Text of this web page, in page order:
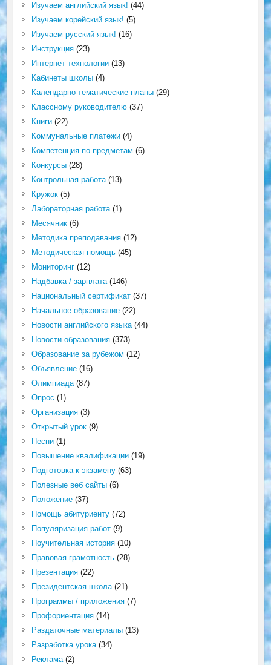
Изучаем английский язык! (44)
Изучаем корейский язык! (5)
Изучаем русский язык! (16)
Инструкция(23)
Интернет технологии(13)
Кабинеты школы(4)
Календарно-тематические планы(29)
Классному руководителю(37)
Книги(22)
Коммунальные платежи(4)
Компетенция по предметам (6)
Конкурсы(28)
Контрольная работа(13)
Кружок(5)
Лабораторная работа(1)
Месячник(6)
Методика преподавания(12)
Методическая помощь(45)
Мониторинг(12)
Надбавка / зарплата(146)
Национальный сертификат(37)
Начальное образование(22)
Новости английского языка(44)
Новости образования(373)
Образование за рубежом (12)
Объявление(16)
Олимпиада(87)
Опрос (1)
Организация(3)
Открытый урок(9)
Песни(1)
Повышение квалификации(19)
Подготовка к экзамену(63)
Полезные веб сайты(6)
Положение(37)
Помощь абитуриенту(72)
Популяризация работ(9)
Поучительная история(10)
Правовая грамотность(28)
Презентация(22)
Президентская школа(21)
Программы / приложения(7)
Профориентация(14)
Раздаточные материалы(13)
Разработка урока(34)
Реклама(2)